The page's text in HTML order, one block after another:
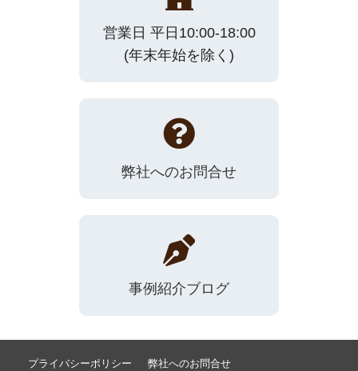
営業日 平日10:00-18:00
(年末年始を除く)
弊社へのお問合せ
事例紹介ブログ
プライバシーポリシー 弊社へのお問合せ